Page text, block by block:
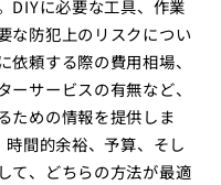
DIYに必要な工具、作業
な防犯上のリスクについ
頼する際の費用相場、
サービスの有無など、
ための情報を提供しま
間的余裕、予算、そし
て、どちらの方法が最適